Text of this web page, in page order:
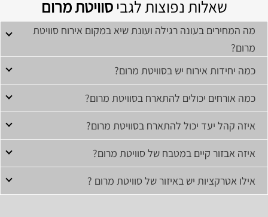
שאלות נפוצות לגביסוויטת מרום
מה המחירים בעונה רגילה ועונת שיא במקום אירוח סוויטת
מרום?
כמה יחידות אירוח יש בסוויטת מרום?
כמה אורחים יכולים להתארח בסוויטת מרום?
איזה קהל יעד יכול להתארח בסוויטת מרום?
איזה אבזור קיים במטבח של סוויטת מרום?
אילו אטרקציות יש באיזור של סוויטת מרום ?